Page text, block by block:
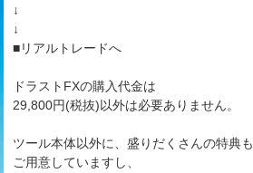
↓
↓
■リアルトレードへ
ドラストFXの購入代金は
29,800円(税抜)以外は必要ありません。
ツール本体以外に、盛りだくさんの特典も
ご用意していますし、